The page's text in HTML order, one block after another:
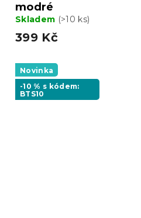
modré
Skladem (>10 ks)
399 Kč
Novinka
-10 % s kódem:
BTS10